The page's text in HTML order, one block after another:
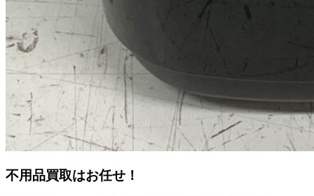
不用品買取はお任せ！